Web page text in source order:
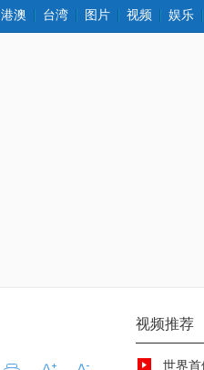
港澳 台湾 图片 视频 娱乐